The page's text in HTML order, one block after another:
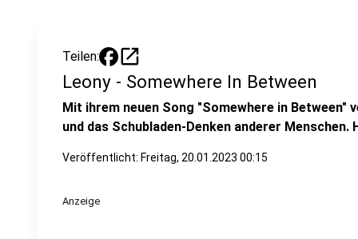
Teilen: open_in_new
Leony - Somewhere In Between
Mit ihrem neuen Song "Somewhere in Between"
und das Schubladen-Denken anderer
Veröffentlicht: Freitag, 20.01.2023 00:15
Anzeige